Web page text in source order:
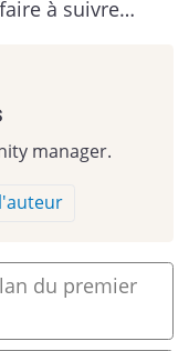
à suivre…
manager.
du premier